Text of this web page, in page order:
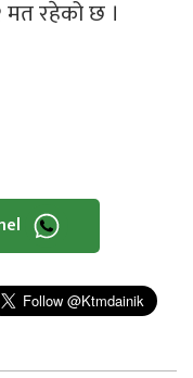
मत रहेको छ ।